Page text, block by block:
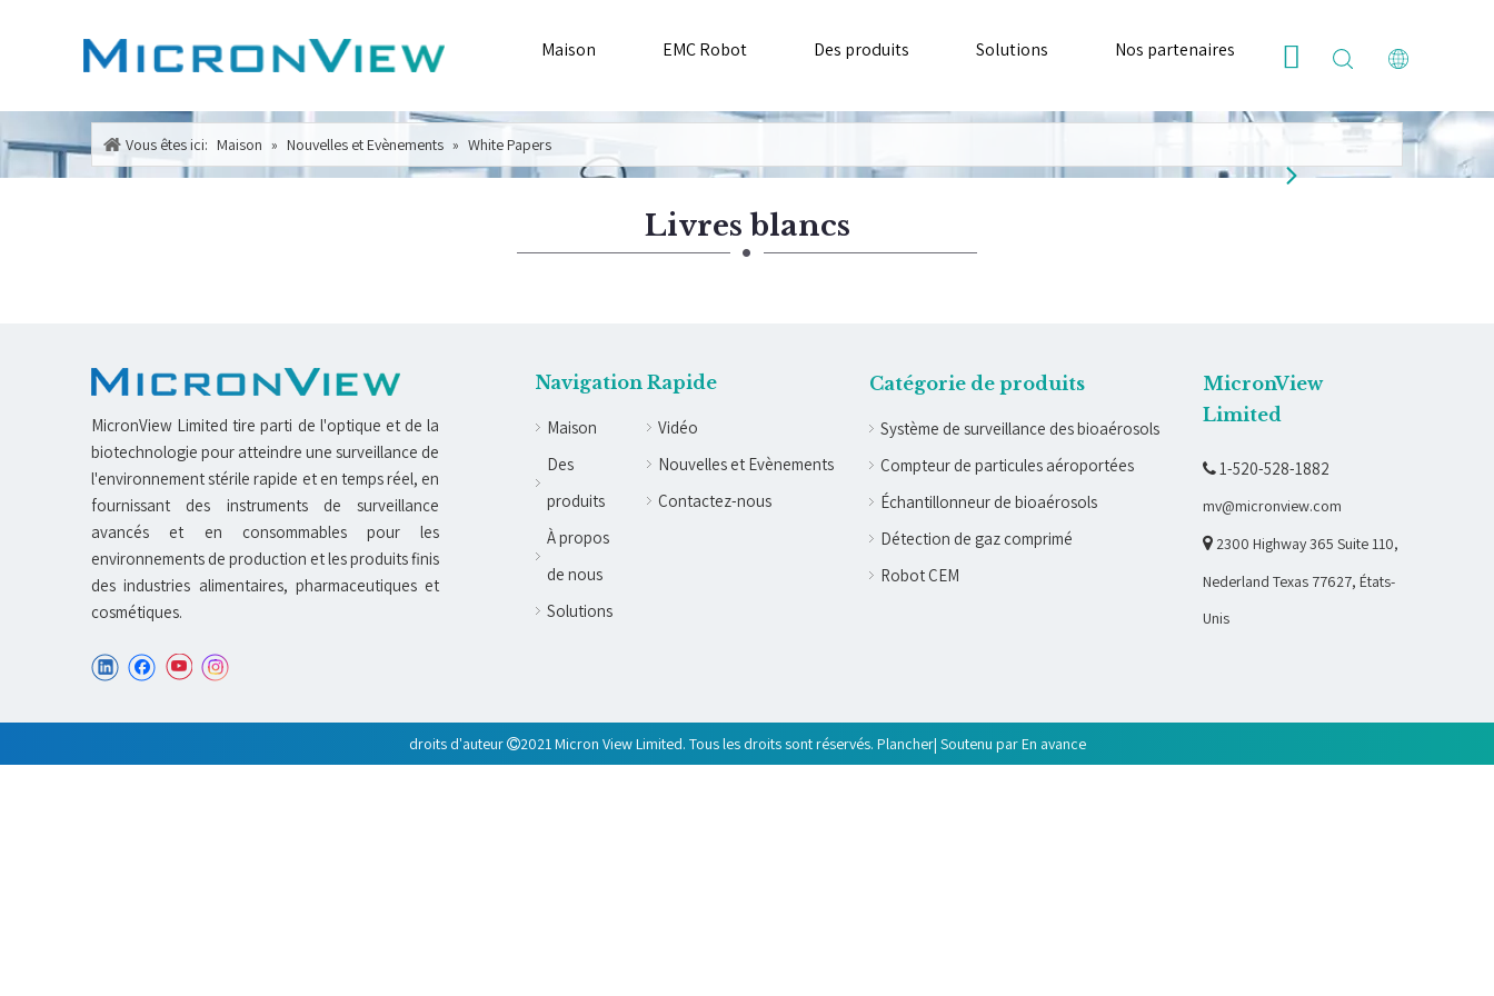
Maison EMC Robot Des produits Solutions Nos partenaires Ressources
Vous êtes ici: Maison » Nouvelles et Evènements » White Papers
Livres blancs
MicronView Limited tire parti de l'optique et de la
biotechnologie pour atteindre une surveillance de
l'environnement stérile rapide et en temps réel, en
fournissant des instruments de surveillance
avancés et en consommables pour les
environnements de production et les produits finis
des industries alimentaires, pharmaceutiques et
cosmétiques.
Navigation Rapide
Maison
Des
produits
À propos
de nous
Solutions
Vidéo
Nouvelles et Evènements
Contactez-nous
Catégorie de produits
Système de surveillance des bioaérosols
Compteur de particules aéroportées
Échantillonneur de bioaérosols
Détection de gaz comprimé
Robot CEM
MicronView
Limited
 1-520-528-1882
mv@micronview.com
 2300 Highway 365 Suite 110,
Nederland Texas 77627, États-
Unis
droits d'auteur 2021 Micron View Limited. Tous les droits sont réservés. Plancher| Soutenu parEn avance